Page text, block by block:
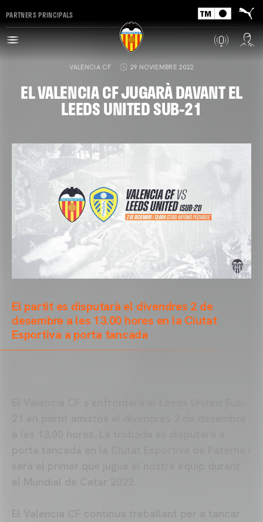
PARTNERS PRINCIPALS
VALENCIA CF 29 NOVIEMBRE 2022
EL VALENCIA CF JUGARÀ DAVANT EL
LEEDS UNITED SUB-21
El partit es disputarà el divendres 2 de
desembre a les 13.00 hores en la Ciutat
Esportiva a porta tancada